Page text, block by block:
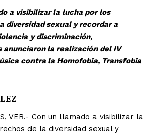
a visibilizar la lucha por los
diversidad sexual y recordar a
y discriminación,
anunciaron la realización del IV
contra la Homofobia, Transfobia
VER.- Con un llamado a visibilizar la
de la diversidad sexual y